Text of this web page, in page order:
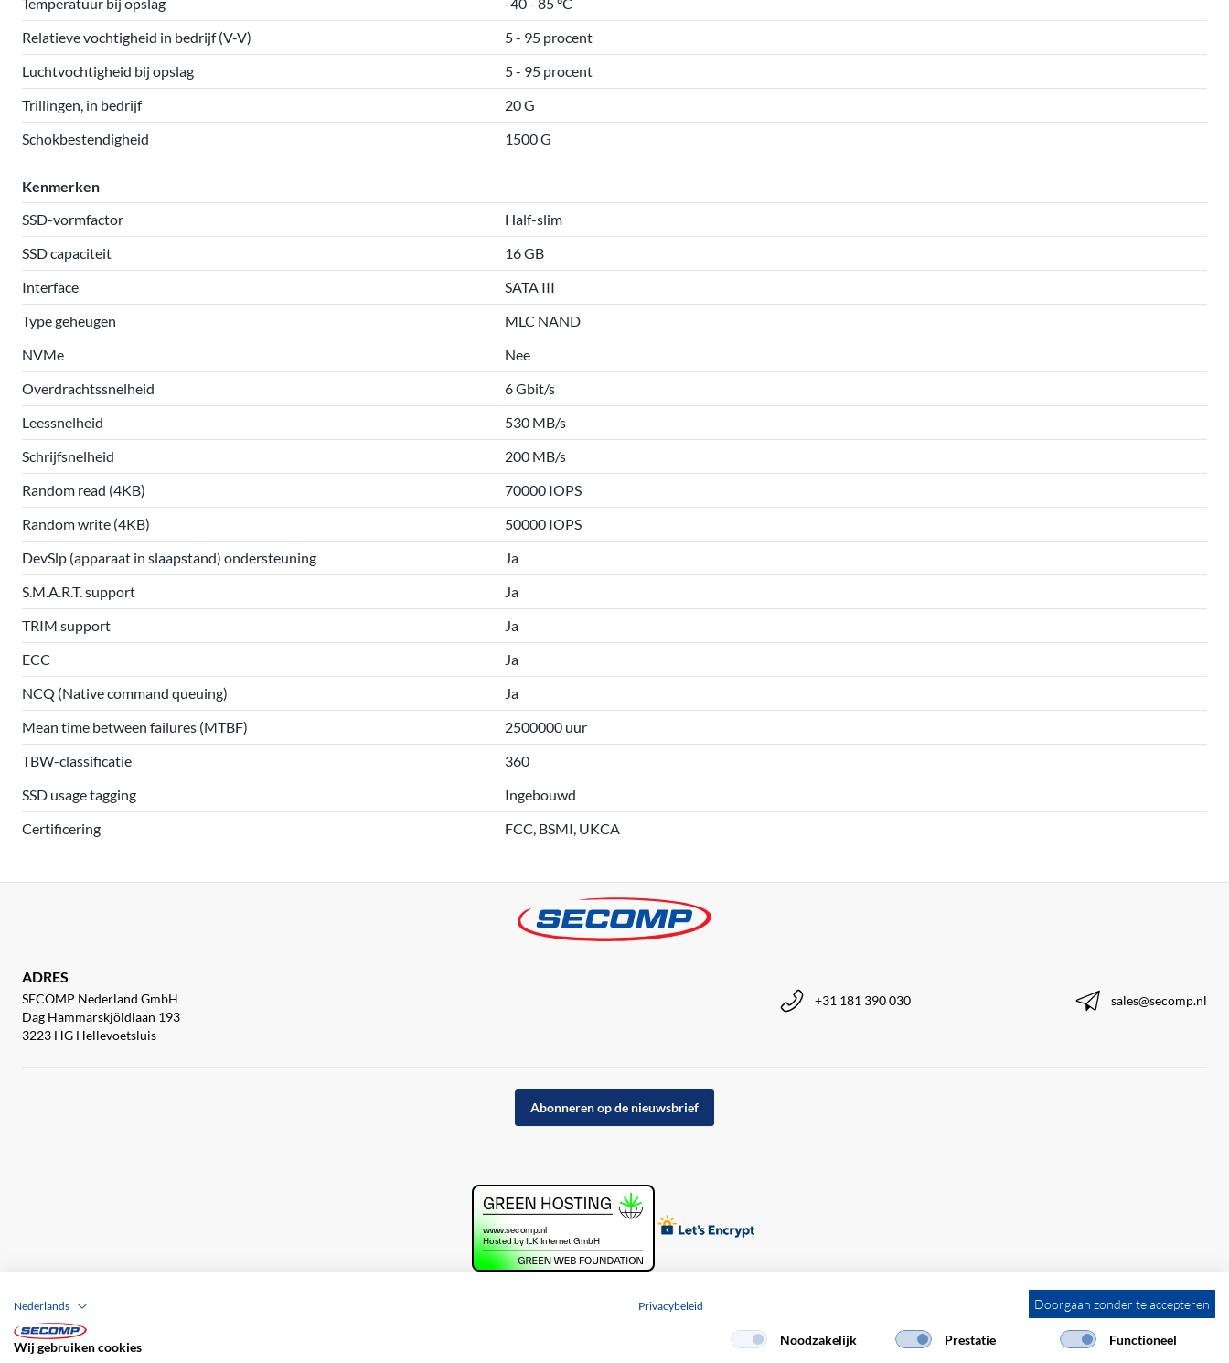
Relatieve vochtigheid in bedrijf (V-V)
5 - 95 procent
Luchtvochtigheid bij opslag
5 - 95 procent
Trillingen, in bedrijf
20 G
Schokbestendigheid
1500 G
Kenmerken
SSD-vormfactor
Half-slim
SSD capaciteit
16 GB
Interface
SATA III
Type geheugen
MLC NAND
NVMe
Nee
Overdrachtssnelheid
6 Gbit/s
Leessnelheid
530 MB/s
Schrijfsnelheid
200 MB/s
Random read (4KB)
70000 IOPS
Random write (4KB)
50000 IOPS
DevSlp (apparaat in slaapstand) ondersteuning
Ja
S.M.A.R.T. support
Ja
TRIM support
Ja
ECC
Ja
NCQ (Native command queuing)
Ja
Mean time between failures (MTBF)
2500000 uur
TBW-classificatie
360
SSD usage tagging
Ingebouwd
Certificering
FCC, BSMI, UKCA
ADRES
SECOMP Nederland GmbH
Dag Hammarskjöldlaan 193
3223 HG Hellevoetsluis
+31 181 390 030 sales@secomp.nl
Abonneren op de nieuwsbrief
Doorgaan zonder te accepteren
Nederlands Privacybeleid
Wij gebruiken cookies Noodzakelijk Prestatie Functioneel